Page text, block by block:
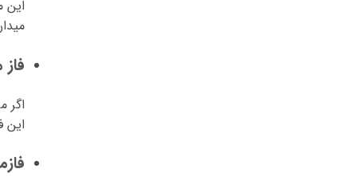
این
اگر
این